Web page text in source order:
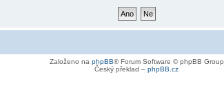
Založeno na phpBB® Forum Software © phpBB Group
Český překlad – phpBB.cz